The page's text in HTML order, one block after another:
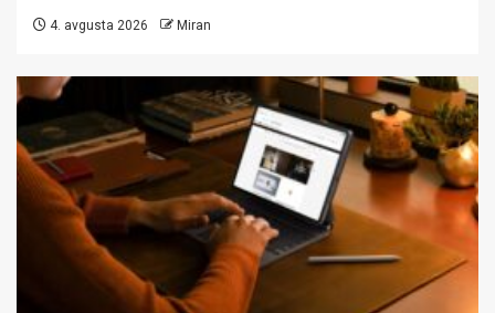
4. avgusta 2026 Miran